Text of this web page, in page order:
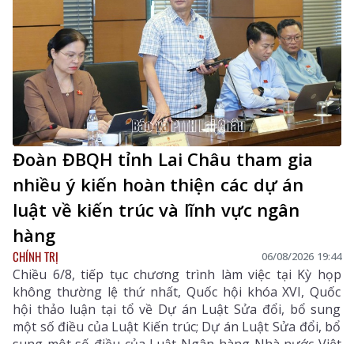
Đoàn ĐBQH tỉnh Lai Châu tham gia
nhiều ý kiến hoàn thiện các dự án
luật về kiến trúc và lĩnh vực ngân
hàng
CHÍNH TRỊ 06/08/2026 19:44
Chiều 6/8, tiếp tục chương trình làm việc tại Kỳ họp
không thường lệ thứ nhất, Quốc hội khóa XVI, Quốc
hội thảo luận tại tổ về Dự án Luật Sửa đổi, bổ sung
một số điều của Luật Kiến trúc; Dự án Luật Sửa đổi, bổ